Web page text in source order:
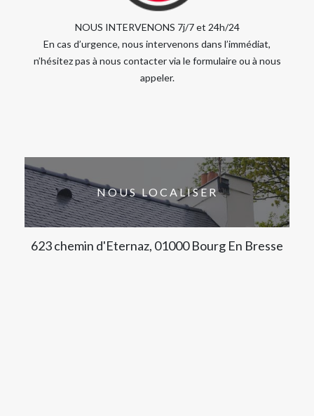
NOUS INTERVENONS 7j/7 et 24h/24
En cas d’urgence, nous intervenons dans l’immédiat,
n’hésitez pas à nous contacter via le formulaire ou à nous
appeler.
NOUS LOCALISER
623 chemin d'Eternaz, 01000 Bourg En Bresse